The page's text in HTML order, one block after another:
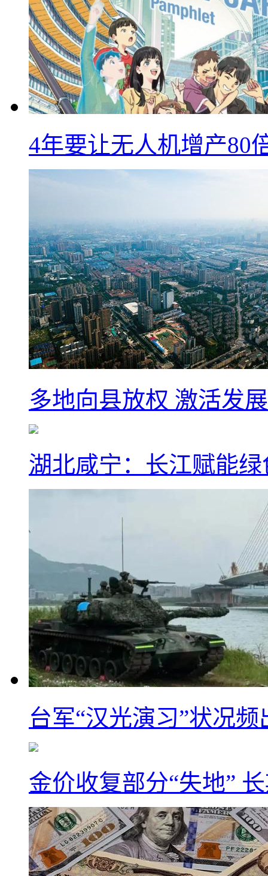
4年要让无人机增产80
多地向县放权 激活发
湖北咸宁：长江赋能
台军“汉光演习”状况
金价收复部分“失地”